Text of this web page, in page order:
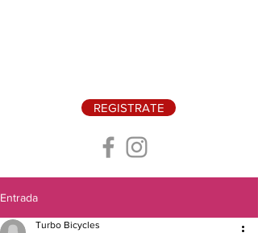
REGISTRATE
Entrada
Turbo Bicycles